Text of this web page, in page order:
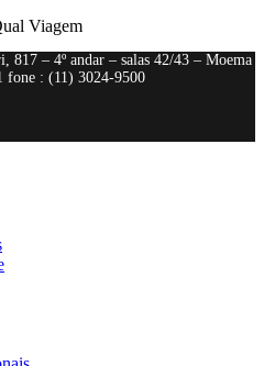
Viagem
817 – 4º andar – salas 42/43 – Moema
fone : (11) 3024-9500